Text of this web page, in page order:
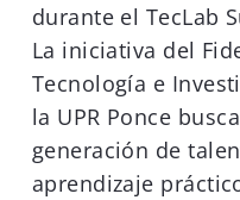
durante el TecLab
La iniciativa del
Tecnología e
la UPR Ponce
generación de
aprendizaje